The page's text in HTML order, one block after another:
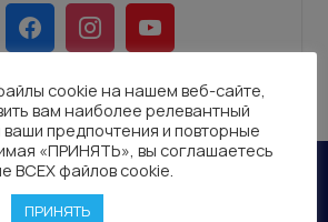
TNF CANARIAS
cookie на нашем веб-сайте,
вам наиболее релевантный
предпочтения и повторные
«ПРИНЯТЬ», вы соглашаетесь
ВСЕХ файлов cookie.
ПРИНЯТЬ